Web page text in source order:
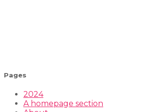
Pages
2024
A homepage section